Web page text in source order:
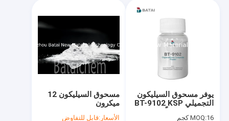
مسحوق السيليكون 12
ميكرون
الأسعار:قابل للتفاوض
يوفر مسحوق السيليكون
التجميلي BT-9102 KSP
MOQ:16 كجم